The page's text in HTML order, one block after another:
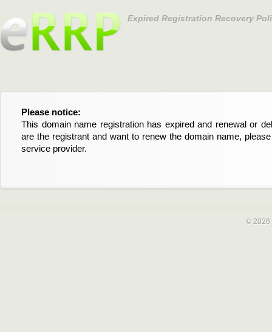
Expired Registration Recovery
Please notice:
This domain name registration has expired and renewal or
are the registrant and want to renew the domain name,
service provider.
Bitte beachten Sie:
Diese Domainregistrierung ist abgelaufen und die
Domain stehen an. Wenn Sie der Registrant sind und
verlängern möchten, kontaktieren Sie bitte Ihren Service-
© 2026